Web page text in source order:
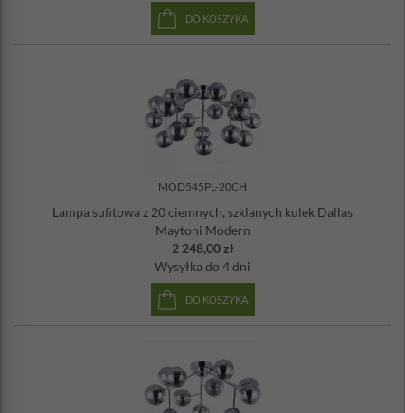
DO KOSZYKA
MOD545PL-20CH
Lampa sufitowa z 20 ciemnych, szklanych kulek Dallas
Maytoni Modern
2 248,00 zł
Wysyłka do 4 dni
DO KOSZYKA